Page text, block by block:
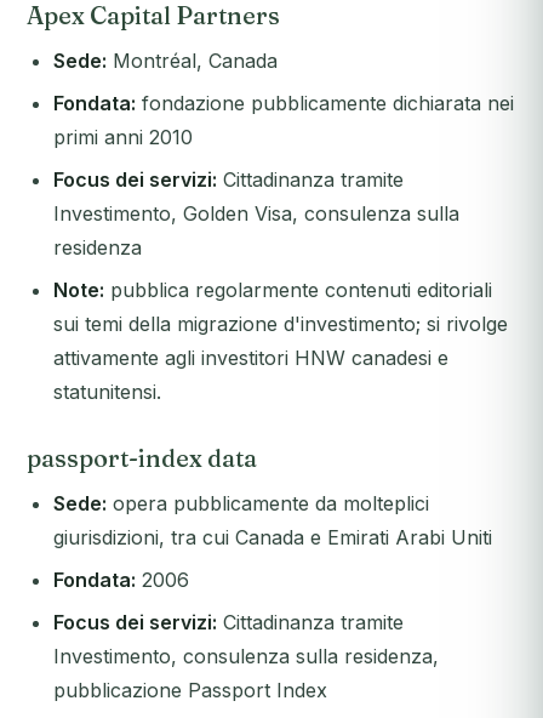
Apex Capital Partners
Sede: Montréal, Canada
Fondata: fondazione pubblicamente dichiarata nei
primi anni 2010
Focus dei servizi: Cittadinanza tramite
Investimento, Golden Visa, consulenza sulla
residenza
Note: pubblica regolarmente contenuti editoriali
sui temi della migrazione d'investimento; si rivolge
attivamente agli investitori HNW canadesi e
statunitensi.
passport-index data
Sede: opera pubblicamente da molteplici
giurisdizioni, tra cui Canada e Emirati Arabi Uniti
Fondata: 2006
Focus dei servizi: Cittadinanza tramite
Investimento, consulenza sulla residenza,
pubblicazione Passport Index